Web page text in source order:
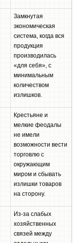
Замкнутая
экономическая
система, когда вся
продукция
производилась
«для себя», с
минимальным
количеством
излишков.
Крестьяне и
мелкие феодалы
не имели
возможности вести
торговлю с
окружающим
миром и сбывать
излишки товаров
на сторону.
Из-за слабых
хозяйственных
связей между